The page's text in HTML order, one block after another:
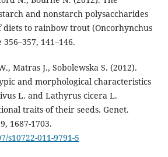
and nonstarch polysaccharides
to rainbow trout (Oncorhynchus
141–146.
Matras J., Sobolewska S. (2012).
and morphological characteristics
L. and Lathyrus cicera L.
traits of their seeds. Genet.
1687-1703.
s10722-011-9791-5